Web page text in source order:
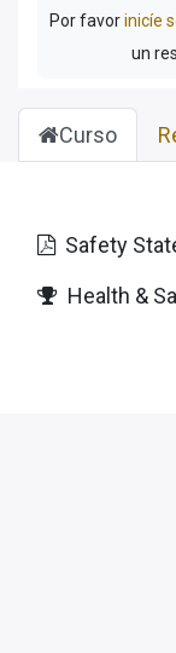
Por favorinicíe
un
Curso
Health &